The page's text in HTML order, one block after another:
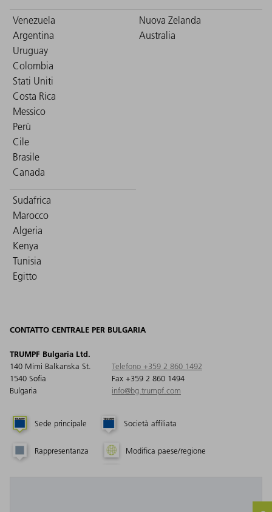
Venezuela
Argentina
Uruguay
Colombia
Stati Uniti
Costa Rica
Messico
Perù
Cile
Brasile
Canada
Nuova Zelanda
Australia
Sudafrica
Marocco
Algeria
Kenya
Tunisia
Egitto
CONTATTO CENTRALE PER BULGARIA
TRUMPF Bulgaria Ltd.
140 Mimi Balkanska St.
1540 Sofia
Bulgaria
Telefono +359 2 860 1492
Fax +359 2 860 1494
info@bg.trumpf.com
Sede principale Società affiliata
Rappresentanza Modifica paese/regione